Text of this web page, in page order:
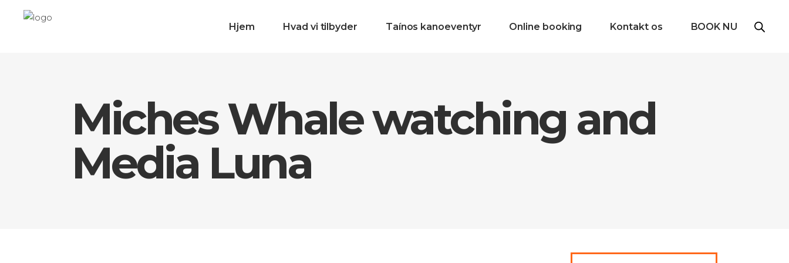
Hjem Hvad vi tilbyder Taínos kanoeventyr Online booking Kontakt os BOOK NU
Miches Whale watching and
Media Luna